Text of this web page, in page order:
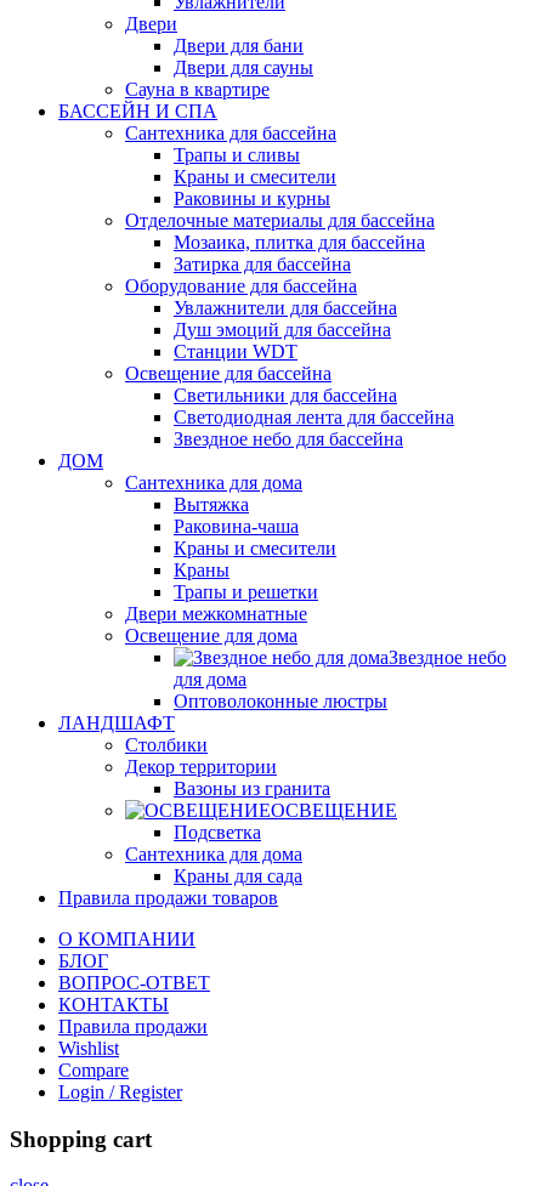
Двери
Двери для бани
Двери для сауны
Сауна в квартире
БАССЕЙН И СПА
Сантехника для бассейна
Трапы и сливы
Краны и смесители
Раковины и курны
Отделочные материалы для бассейна
Мозаика, плитка для бассейна
Затирка для бассейна
Оборудование для бассейна
Увлажнители для бассейна
Душ эмоций для бассейна
Станции WDT
Освещение для бассейна
Светильники для бассейна
Светодиодная лента для бассейна
Звездное небо для бассейна
ДОМ
Сантехника для дома
Вытяжка
Раковина-чаша
Краны и смесители
Краны
Трапы и решетки
Двери межкомнатные
Освещение для дома
Звездное небо
для дома
Оптоволоконные люстры
ЛАНДШАФТ
Столбики
Декор территории
Вазоны из гранита
ОСВЕЩЕНИЕ
Подсветка
Сантехника для дома
Краны для сада
Правила продажи товаров
О КОМПАНИИ
БЛОГ
ВОПРОС-ОТВЕТ
КОНТАКТЫ
Правила продажи
Wishlist
Compare
Login / Register
Shopping cart